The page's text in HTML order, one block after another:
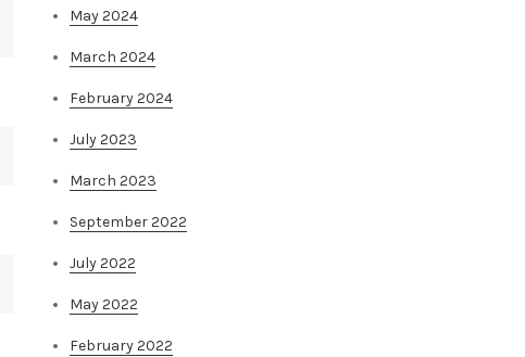
May 2024
March 2024
February 2024
July 2023
March 2023
September 2022
July 2022
May 2022
February 2022